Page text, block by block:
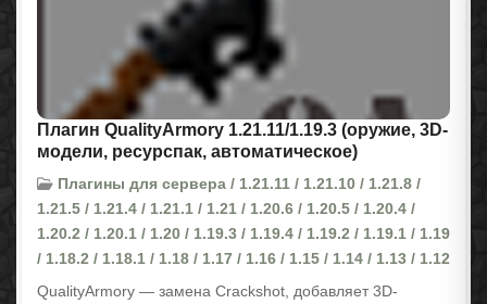
Плагин QualityArmory 1.21.11/1.19.3 (оружие, 3D-
модели, ресурспак, автоматическое)
Плагины для сервера / 1.21.11 / 1.21.10 / 1.21.8 /
1.21.5 / 1.21.4 / 1.21.1 / 1.21 / 1.20.6 / 1.20.5 / 1.20.4 /
1.20.2 / 1.20.1 / 1.20 / 1.19.3 / 1.19.4 / 1.19.2 / 1.19.1 / 1.19
/ 1.18.2 / 1.18.1 / 1.18 / 1.17 / 1.16 / 1.15 / 1.14 / 1.13 / 1.12
QualityArmory — замена Crackshot, добавляет 3D-